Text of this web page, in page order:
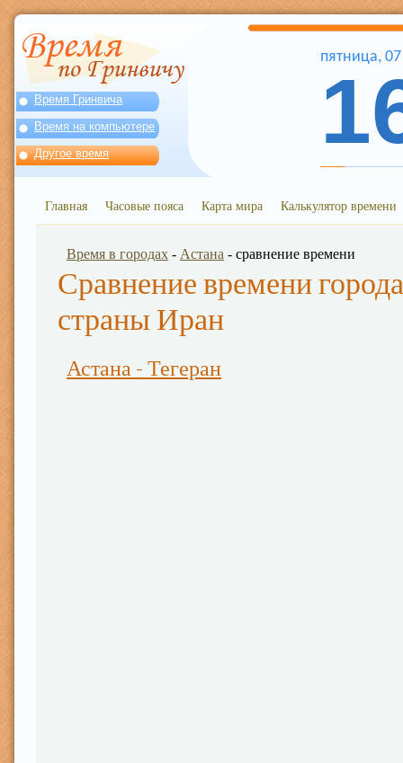
Время Гринвича
Время на компьютере
Другое время
пятница, 07
Главная Часовые пояса Карта мира Калькулятор времени
Время в городах - Астана - сравнение времени
Сравнение времени
страны Иран
Астана - Тегеран